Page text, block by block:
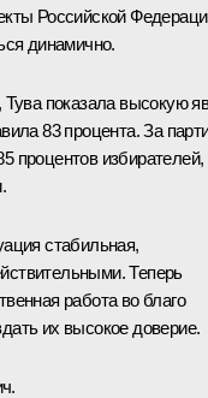
Российской
динамично.
показала высокую
83 процента. За
процентов избирателей,
стабильная,
Теперь
работа во благо
их высокое доверие.